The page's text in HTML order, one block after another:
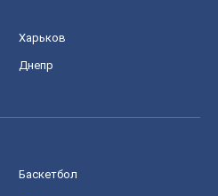
Харьков
Днепр
Баскетбол